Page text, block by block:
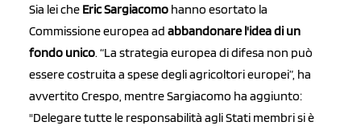
Sia lei che Eric Sargiacomo hanno esortato la
Commissione europea ad abbandonare l'idea di un
fondo unico. “La strategia europea di difesa non può
essere costruita a spese degli agricoltori europei”, ha
avvertito Crespo, mentre Sargiacomo ha aggiunto:
"Delegare tutte le responsabilità agli Stati membri si è